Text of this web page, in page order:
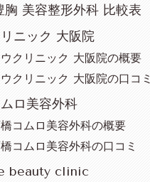
胸 美容整形外科 比較表
ニック 大阪院
クリニック 大阪院の概要
クリニック 大阪院の口コミ
ロ美容外科
コムロ美容外科の概要
コムロ美容外科の口コミ
beauty clinic